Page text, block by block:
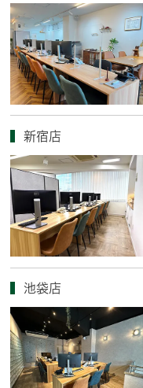
新宿店
池袋店